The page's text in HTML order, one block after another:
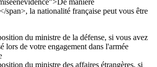
manière
span>, la nationalité française peut vous être
du ministre de la défense, si vous avez
lors de votre engagement dans l'armée
du ministre des affaires étrangères, si